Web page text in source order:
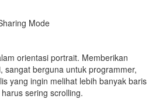
Mode
orientasi portrait. Memberikan
sangat berguna untuk programmer,
yang ingin melihat lebih banyak baris
sering scrolling.